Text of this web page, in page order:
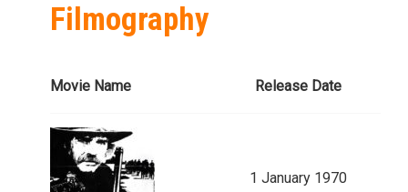
Filmography
Movie Name Release Date
1 January 1970